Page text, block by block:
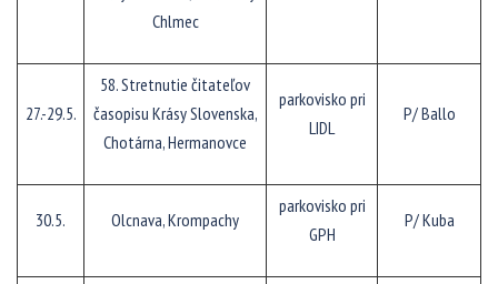
Chlmec
27.-29.5.
58. Stretnutie čitateľov
časopisu Krásy Slovenska,
Chotárna, Hermanovce
parkovisko pri
LIDL
P/ Ballo
30.5. Olcnava, Krompachy
parkovisko pri
GPH
P/ Kuba